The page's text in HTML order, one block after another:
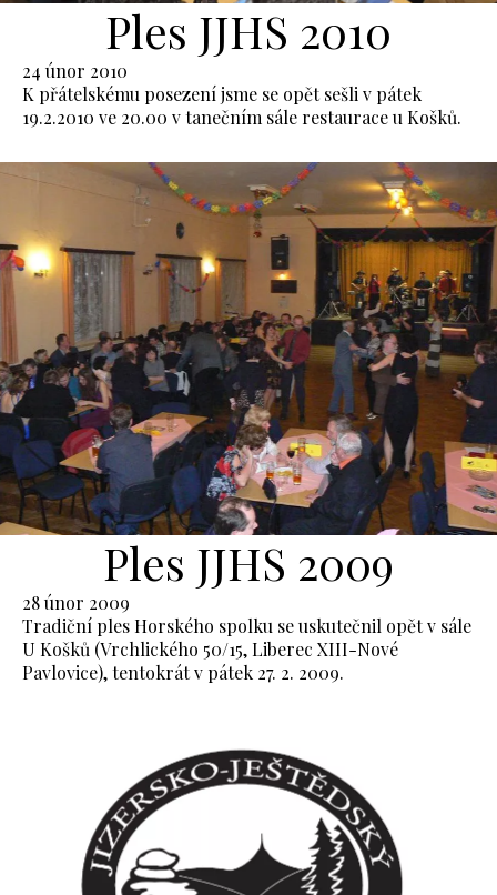
Ples JJHS 2010
24 únor 2010
K přátelskému posezení jsme se opět sešli v pátek
19.2.2010 ve 20.00 v tanečním sále restaurace u Košků.
Ples JJHS 2009
28 únor 2009
Tradiční ples Horského spolku se uskutečnil opět v sále
U Košků (Vrchlického 50/15, Liberec XIII-Nové
Pavlovice), tentokrát v pátek 27. 2. 2009.